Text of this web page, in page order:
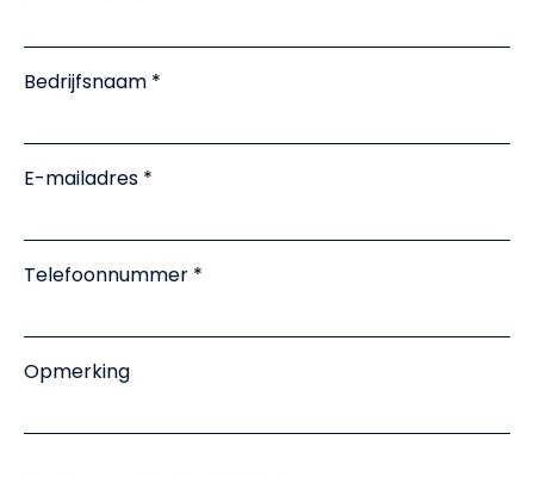
Partners
Voor zzp'ers
Bedrijfsnaam
E-mailadres
Telefoonnummer
Opmerking